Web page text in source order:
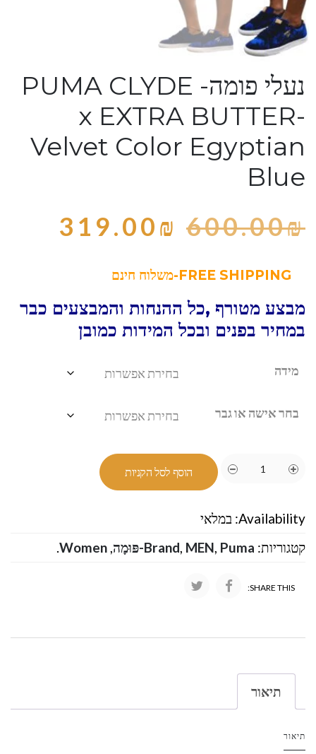
נעלי פומה- PUMA CLYDE
x EXTRA BUTTER-
Velvet Color Egyptian
Blue
600.00₪
319.00₪
מבצע מטורף ,כל ההנחות והמבצעים כבר
במחיר בפנים ובכל המידות כמובן
מידה
בחר אישה או גבר
הוסף לסל הקניות
Availability: במלאי
קטגוריות:
Brand, MEN, Puma-פּוּמָה ,
Women
.
SHARE THIS:
תיאור
תיאור